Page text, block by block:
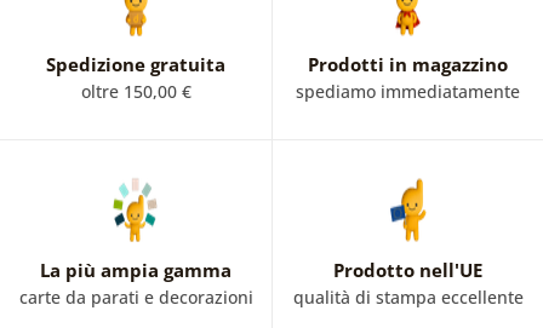
Spedizione gratuita
oltre 150,00 €
Prodotti in magazzino
spediamo immediatamente
La più ampia gamma
carte da parati e decorazioni
Prodotto nell'UE
qualità di stampa eccellente